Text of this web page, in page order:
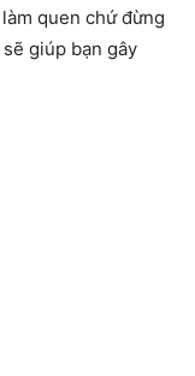
quen chứ đừng
giúp bạn gây